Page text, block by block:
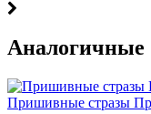
Аналогичные
Пришивные стразы